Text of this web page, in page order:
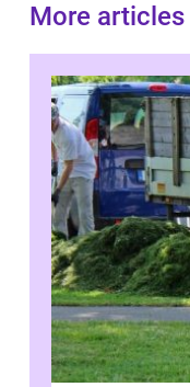
More articles